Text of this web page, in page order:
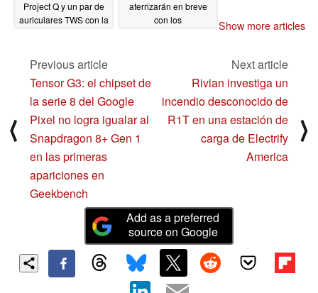
Project Q y un par de
auriculares TWS con la
aterrizarán en breve
con los
Show more articles
⟨
Previous article
Tensor G3: el chipset de
la serie 8 del Google
Pixel no logra igualar al
Snapdragon 8+ Gen 1
en las primeras
apariciones en
Geekbench
Next article
Rivian investiga un
incendio desconocido de
R1T en una estación de
carga de Electrify
America
⟩
Add as a preferred
source on Google